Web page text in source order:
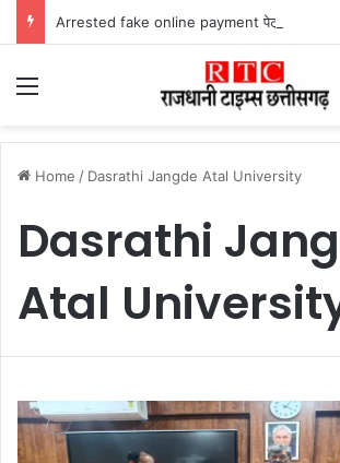
Menu
Home / Dasrathi Jangde Atal University
Dasrathi
Atal